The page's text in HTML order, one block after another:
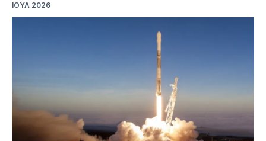
AI news
How To
ΙΟΎΛ 2026